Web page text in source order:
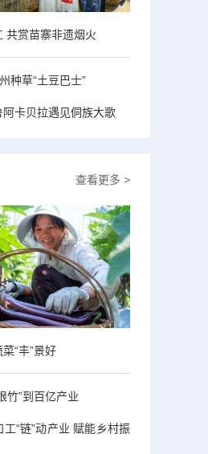
共赏苗寨非遗烟火
种草“土豆巴士”
卡贝拉遇见侗族大歌
查看更多 >
“丰”景好
竹”到百亿产业
“链”动产业 赋能乡村振